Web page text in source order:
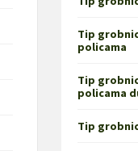
Tip
policama
Tip
policama
Tip